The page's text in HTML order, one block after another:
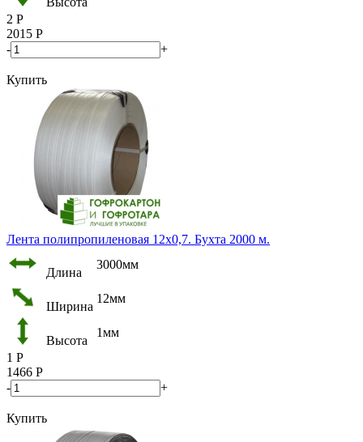
2 Р
2015 Р
-
+
Купить
Лента полипропиленовая 12х0,7. Бухта 2000 м.
Длина
3000мм
Ширина
12мм
Высота
1мм
1 Р
1466 Р
-
+
Купить